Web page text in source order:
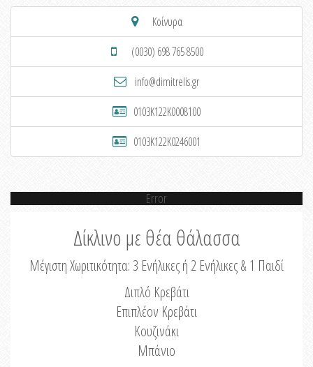
Κοίνυρα
(0030) 698 765 8500
info@dimitrelis.gr
0103K122K0008100
0103K122K0246001
Error
Δίκλινο με θέα θάλασσα
Μέγιστη Χωριτικότητα: 3 Ενήλικες ή 2 Ενήλικες & 1 Παιδί
Διπλό Κρεβάτι
Επιπλέον Κρεβάτι
Κουζινάκι
Μπάνιο